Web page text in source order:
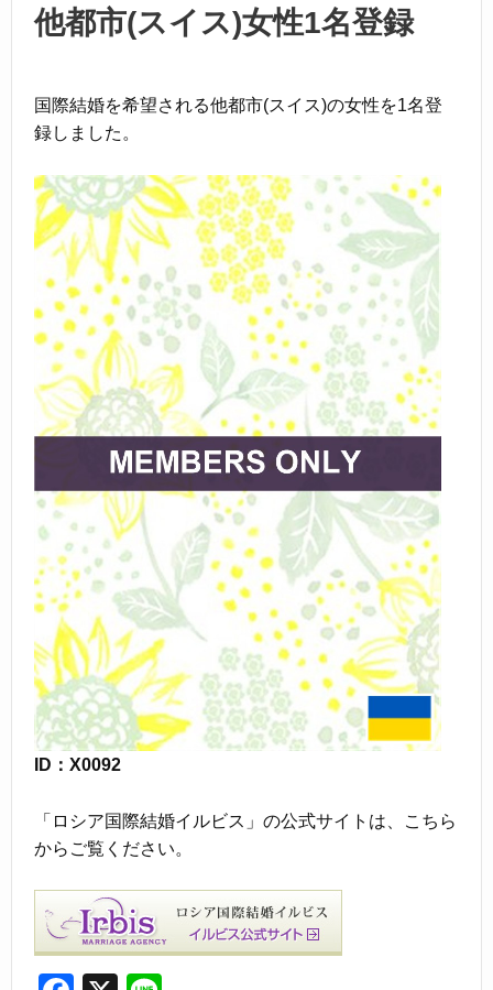
k
他都市(スイス)女性1名登録
国際結婚を希望される他都市(スイス)の女性を1名登
録しました。
ID：X0092
「ロシア国際結婚イルビス」の公式サイトは、こちら
からご覧ください。